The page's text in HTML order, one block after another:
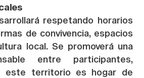
respetando horarios
de convivencia, espacios
local. Se promoverá una
entre participantes,
este territorio es hogar de